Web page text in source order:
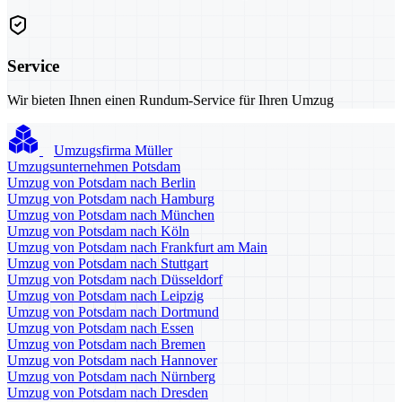
Service
Wir bieten Ihnen einen Rundum-Service für Ihren Umzug
Umzugsfirma Müller
Umzugsunternehmen Potsdam
Umzug von Potsdam nach Berlin
Umzug von Potsdam nach Hamburg
Umzug von Potsdam nach München
Umzug von Potsdam nach Köln
Umzug von Potsdam nach Frankfurt am Main
Umzug von Potsdam nach Stuttgart
Umzug von Potsdam nach Düsseldorf
Umzug von Potsdam nach Leipzig
Umzug von Potsdam nach Dortmund
Umzug von Potsdam nach Essen
Umzug von Potsdam nach Bremen
Umzug von Potsdam nach Hannover
Umzug von Potsdam nach Nürnberg
Umzug von Potsdam nach Dresden